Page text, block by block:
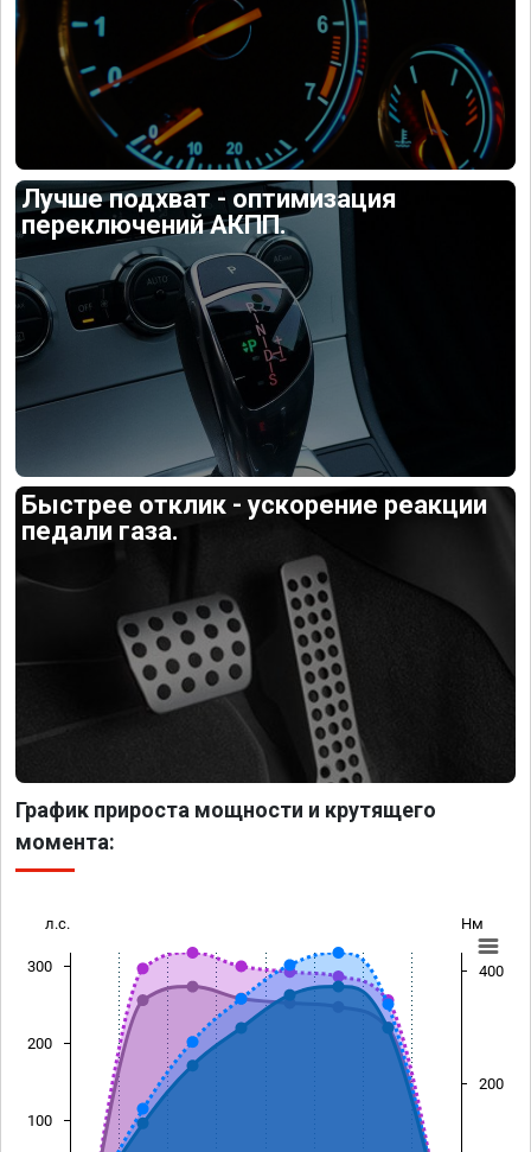
Лучше подхват - оптимизация
переключений АКПП.
Быстрее отклик - ускорение реакции
педали газа.
График прироста мощности и крутящего
момента:
л.с. Нм
100
200
300
200
400